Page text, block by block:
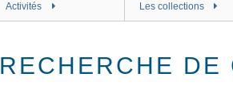
Activités Les collections
RECHERCHE DE